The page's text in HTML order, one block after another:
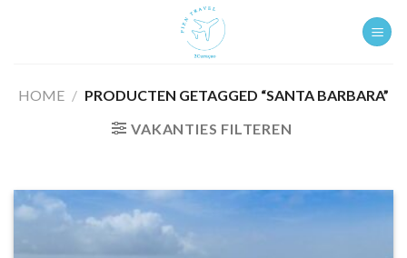
HOME / PRODUCTEN GETAGGED “SANTA BARBARA”
VAKANTIES FILTEREN